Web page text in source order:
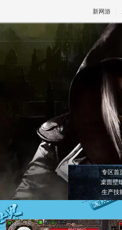
新网游
专区首
桌面壁
生产技